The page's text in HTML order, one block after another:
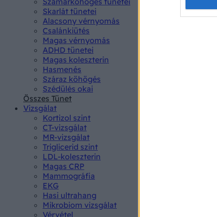
Skarlát tünetei
Alacsony vérnyomás
Csalánkiütés
Magas vérnyomás
ADHD tünetei
Magas koleszterin
Hasmenés
Száraz köhögés
Szédülés okai
Összes Tünet
Vizsgálat
Kortizol szint
CT-vizsgálat
MR-vizsgálat
Triglicerid szint
LDL-koleszterin
Magas CRP
Mammográfia
EKG
Hasi ultrahang
Mikrobiom vizsgálat
Vérvétel